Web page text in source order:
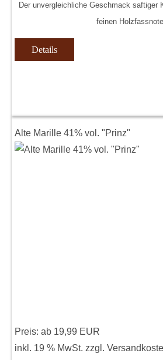
Der unvergleichliche Geschmack saftiger
feinen
Details
Alte Marille 41% vol. "Prinz"
Preis: ab 19,99 EUR
inkl. 19 % MwSt. zzgl.